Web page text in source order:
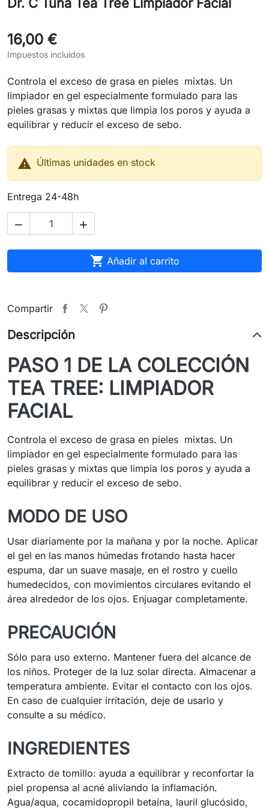
16,00 €
Impuestos incluidos
Controla el exceso de grasa en pieles mixtas. Un
limpiador en gel especialmente formulado para las
pieles grasas y mixtas que limpia los poros y ayuda a
equilibrar y reducir el exceso de sebo.
 Últimas unidades en stock
Entrega 24-48h
 
 Añadir al carrito
Compartir
Descripción
PASO 1 DE LA COLECCIÓN
TEA TREE: LIMPIADOR
FACIAL
Controla el exceso de grasa en pieles mixtas. Un
limpiador en gel especialmente formulado para las
pieles grasas y mixtas que limpia los poros y ayuda a
equilibrar y reducir el exceso de sebo.
MODO DE USO
Usar diariamente por la mañana y por la noche. Aplicar
el gel en las manos húmedas frotando hasta hacer
espuma, dar un suave masaje, en el rostro y cuello
humedecidos, con movimientos circulares evitando el
área alrededor de los ojos. Enjuagar completamente.
PRECAUCIÓN
Sólo para uso externo. Mantener fuera del alcance de
los niños. Proteger de la luz solar directa. Almacenar a
temperatura ambiente. Evitar el contacto con los ojos.
En caso de cualquier irritación, deje de usarlo y
consulte a su médico.
INGREDIENTES
Extracto de tomillo: ayuda a equilibrar y reconfortar la
piel propensa al acné aliviando la inflamación.
Agua/aqua, cocamidopropil betaína, lauril glucósido,